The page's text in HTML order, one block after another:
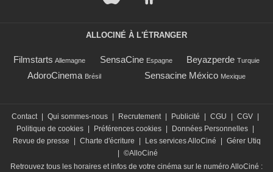
ALLOCINÉ À L'ÉTRANGER
Filmstarts Allemagne SensaCine Espagne Beyazperde Turquie
AdoroCinema Brésil Sensacine México Mexique
Contact Qui sommes-nous Recrutement Publicité CGU CGV
Politique de cookies
Préférences cookies Données Personnelles
Revue de presse
Charte d'écriture Les services AlloCiné
Gérer Utiq
©AlloCiné
Retrouvez tous les horaires et infos de votre cinéma sur le numéro AlloCiné :